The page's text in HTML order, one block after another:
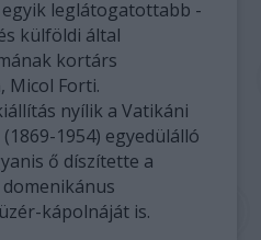
leglátogatottabb -
külföldi által
kortárs
Micol Forti.
nyílik a Vatikáni
1954) egyedülálló
ő díszítette a
kápolnáját is.